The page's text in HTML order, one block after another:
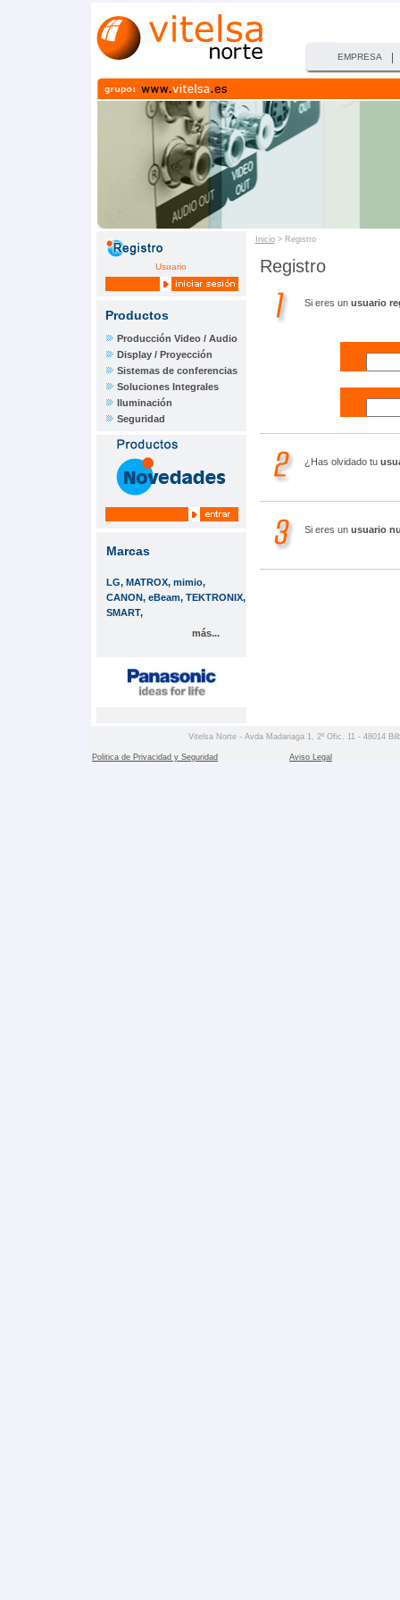
EMPRESA
Usuario
Productos
Producción Video / Audio
Display / Proyección
Sistemas de conferencias
Soluciones Integrales
Iluminación
Seguridad
Marcas
LG, MATROX, mimio,
CANON, eBeam, TEKTRONIX,
SMART,
más...
Inicio> Registro
Registro
Si eres un usuario
¿Has olvidado tu
Si eres un usuario
Vitelsa Norte - Avda Madariaga 1, 2º Ofic. 11 - 48014
Politica de Privacidad y Seguridad Aviso Legal